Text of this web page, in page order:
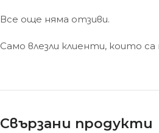
Все още няма отзиви.
Само влезли клиенти, които
Свързани продукти